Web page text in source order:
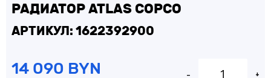
РАДИАТОР ATLAS COPCO
АРТИКУЛ: 1622392900
14 090 BYN - +